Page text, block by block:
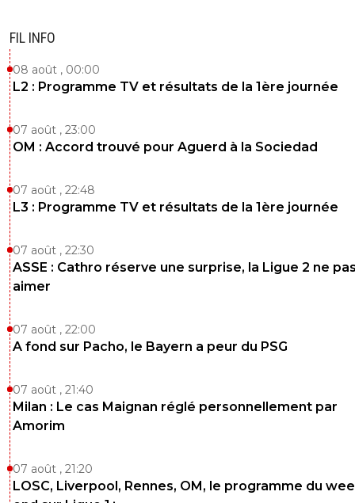
FIL INFO
08 août , 00:00
L2 : Programme TV et résultats de la 1ère journée
07 août , 23:00
OM : Accord trouvé pour Aguerd à la Sociedad
07 août , 22:48
L3 : Programme TV et résultats de la 1ère journée
07 août , 22:30
ASSE : Cathro réserve une surprise, la Ligue 2 ne
aimer
07 août , 22:00
A fond sur Pacho, le Bayern a peur du PSG
07 août , 21:40
Milan : Le cas Maignan réglé personnellement par
Amorim
07 août , 21:20
LOSC, Liverpool, Rennes, OM, le programme du